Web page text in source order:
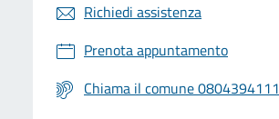
Richiedi assistenza
Prenota appuntamento
Chiama il comune 0804394111